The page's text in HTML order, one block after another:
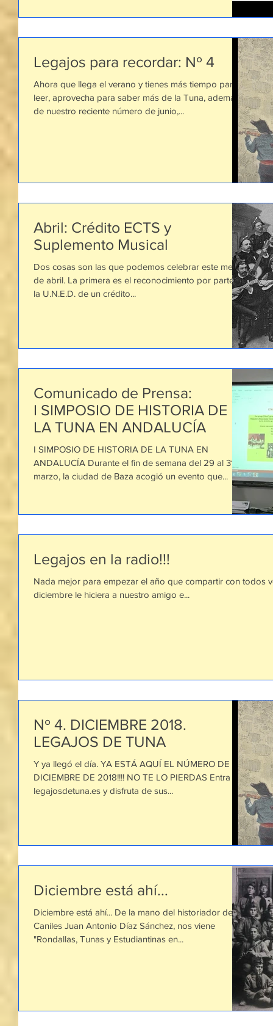
Legajos para recordar: Nº 4
Ahora que llega el verano y tienes más tiempo para
leer, aprovecha para saber más de la Tuna, además
de nuestro reciente número de junio,...
Abril: Crédito ECTS y
Suplemento Musical
Dos cosas son las que podemos celebrar este mes
de abril. La primera es el reconocimiento por parte de
la U.N.E.D. de un crédito...
Comunicado de Prensa:
I SIMPOSIO DE HISTORIA DE
LA TUNA EN ANDALUCÍA
I SIMPOSIO DE HISTORIA DE LA TUNA EN
ANDALUCÍA Durante el fin de semana del 29 al 31 de
marzo, la ciudad de Baza acogió un evento que...
Legajos en la radio!!!
Nada mejor para empezar el año que compartir con todos
diciembre le hiciera a nuestro amigo e...
Nº 4. DICIEMBRE 2018.
LEGAJOS DE TUNA
Y ya llegó el día. YA ESTÁ AQUÍ EL NÚMERO DE
DICIEMBRE DE 2018!!!! NO TE LO PIERDAS Entra en
legajosdetuna.es y disfruta de sus...
Diciembre está ahí...
Diciembre está ahí... De la mano del historiador de
Caniles Juan Antonio Díaz Sánchez, nos viene
"Rondallas, Tunas y Estudiantinas en...